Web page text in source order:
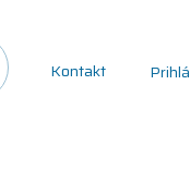
Kontakt